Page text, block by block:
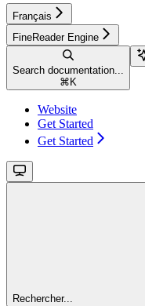
Français
FineReader Engine
Search documentation...
⌘ K
Website
Get Started
Get Started
Rechercher...